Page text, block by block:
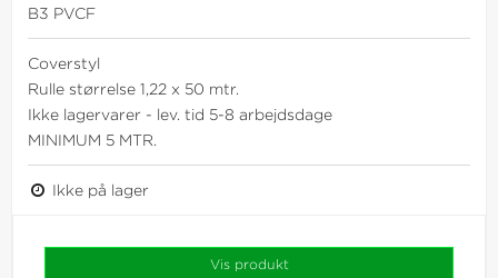
B3 PVCF
Coverstyl
Rulle størrelse 1,22 x 50 mtr.
Ikke lagervarer - lev. tid 5-8 arbejdsdage
MINIMUM 5 MTR.
Ikke på lager
Vis produkt